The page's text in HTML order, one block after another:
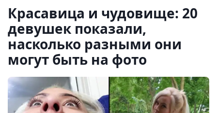
Красавица и чудовище: 20
девушек показали,
насколько разными они
могут быть на фото